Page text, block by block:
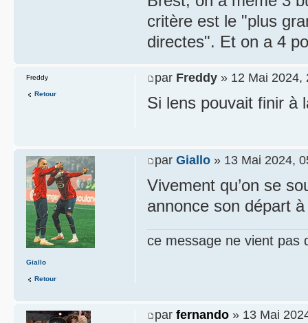
critère est le "plus
directes". Et on a 4
par Freddy » 12 Mai 2024,
Si lens pouvait finir à
Freddy
Retour
par Giallo » 13 Mai 2024,
Vivement qu’on se
annonce son départ
ce message ne vient pas
Giallo
Retour
par fernando » 13 Mai